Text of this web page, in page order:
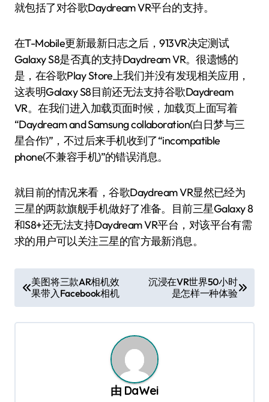
就包括了对谷歌Daydream VR平台的支持。
在T-Mobile更新最新日志之后，913VR决定测试
Galaxy S8是否真的支持Daydream VR。很遗憾的
是，在谷歌Play Store上我们并没有发现相关应用，
这表明Galaxy S8目前还无法支持谷歌Daydream
VR。在我们进入加载页面时候，加载页上面写着
“Daydream and Samsung collaboration(白日梦与三
星合作)”，不过后来手机收到了“incompatible
phone(不兼容手机)”的错误消息。
就目前的情况来看，谷歌Daydream VR显然已经为
三星的两款旗舰手机做好了准备。目前三星Galaxy 8
和S8+还无法支持Daydream VR平台，对该平台有需
求的用户可以关注三星的官方最新消息。
章
导
美图将三款AR相机效
果带入Facebook相机
沉浸在VR世界50小时
是怎样一种体验
由 DaWei